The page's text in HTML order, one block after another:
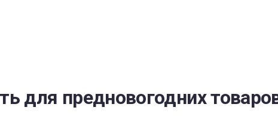
для предновогодних